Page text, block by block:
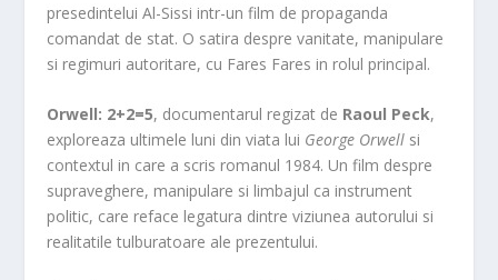
presedintelui Al-Sissi intr-un film de propaganda
comandat de stat. O satira despre vanitate, manipulare
si regimuri autoritare, cu Fares Fares in rolul principal.
Orwell: 2+2=5, documentarul regizat de Raoul Peck,
exploreaza ultimele luni din viata lui George Orwell si
contextul in care a scris romanul 1984. Un film despre
supraveghere, manipulare si limbajul ca instrument
politic, care reface legatura dintre viziunea autorului si
realitatile tulburatoare ale prezentului.